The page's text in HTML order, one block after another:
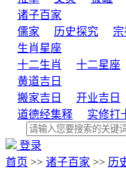
诸子百家
儒家
历史探究
生肖星座
十二生肖
十二星座
黄道吉日
搬家吉日
开业吉日
道德经集释
实修打
登录
首页 >> 诸子百家 >> 历